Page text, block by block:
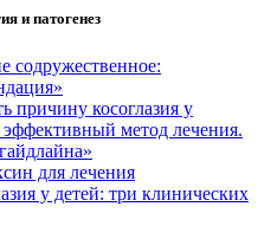
и патогенез
содружественное:
причину косоглазия у
эффективный метод лечения.
для лечения
у детей: три клинических